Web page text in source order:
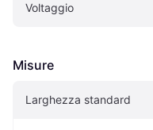
Voltaggio
Misure
Larghezza standard